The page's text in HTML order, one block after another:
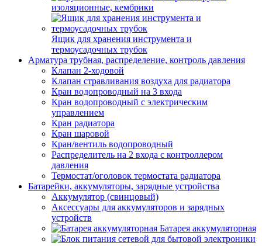
изоляционные, кембрики
Ящик для хранения инструмента и
термоусадочных трубок
Арматура трубная, распределение, контроль давления
Клапан 2-ходовой
Клапан стравливания воздуха для радиатора
Кран водопроводный на 3 входа
Кран водопроводный с электрическим
управлением
Кран радиатора
Кран шаровой
Кран/вентиль водопроводный
Распределитель на 2 входа с контроллером
давления
Термостат/оголовок термостата радиатора
Батарейки, аккумуляторы, зарядные устройства
Аккумулятор (свинцовый)
Аксессуары для аккумуляторов и зарядных
устройств
Батарея аккумуляторная